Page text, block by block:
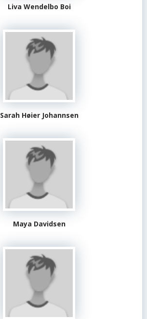
Liva Wendelbo Boi
Sarah Høier Johannsen
Maya Davidsen